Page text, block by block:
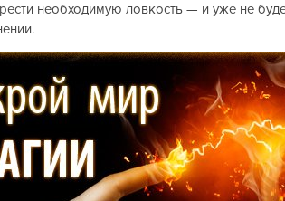
необходимую ловкость — и уже не